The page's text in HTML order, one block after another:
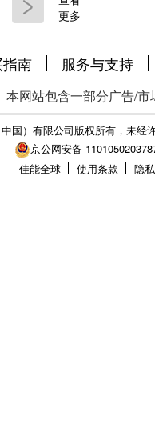
更多
南 服务与支持
本网站包含一部分广告/
国）有限公司版权所有，未经
京公网安备
佳能全球
使用条款 隐